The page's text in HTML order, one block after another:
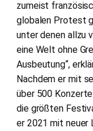
zumeist
globalen Protest
unter denen allzu
eine Welt ohne
Ausbeutung“,
Nachdem er mit
über 500
die größten
er 2021 mit neuer